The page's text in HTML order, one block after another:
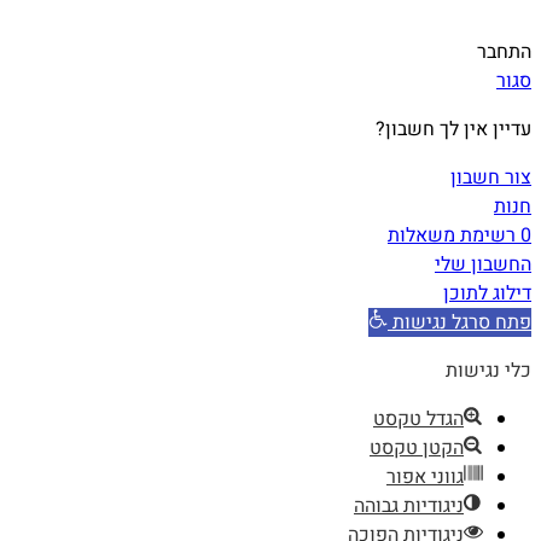
התחבר
סגור
עדיין אין לך חשבון?
צור חשבון
חנות
0רשימת משאלות
החשבון שלי
דילוג לתוכן
פתח סרגל נגישות
כלי נגישות
הגדל טקסט
הקטן טקסט
גווני אפור
ניגודיות גבוהה